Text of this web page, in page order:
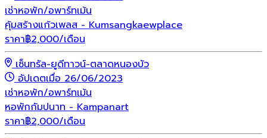
เช่าหอพัก/อพาร์ทเม้น
คุ้มสร้างแก้วเพลส - Kumsangkaewplace
ราคา฿2,000/เดือน
เซ็นทรัล-ยูดีทาวน์-ตลาดหนองบัว
อัปเดตเมื่อ 26/06/2023
เช่าหอพัก/อพาร์ทเม้น
หอพักกัมปนาท - Kampanart
ราคา฿2,000/เดือน